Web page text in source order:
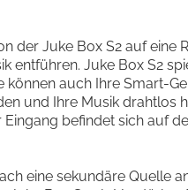
der Juke Box S2 auf eine
entführen. Juke Box S2
können auch Ihre Smart-
und Ihre Musik drahtlos
befindet sich auf
eine sekundäre Quelle